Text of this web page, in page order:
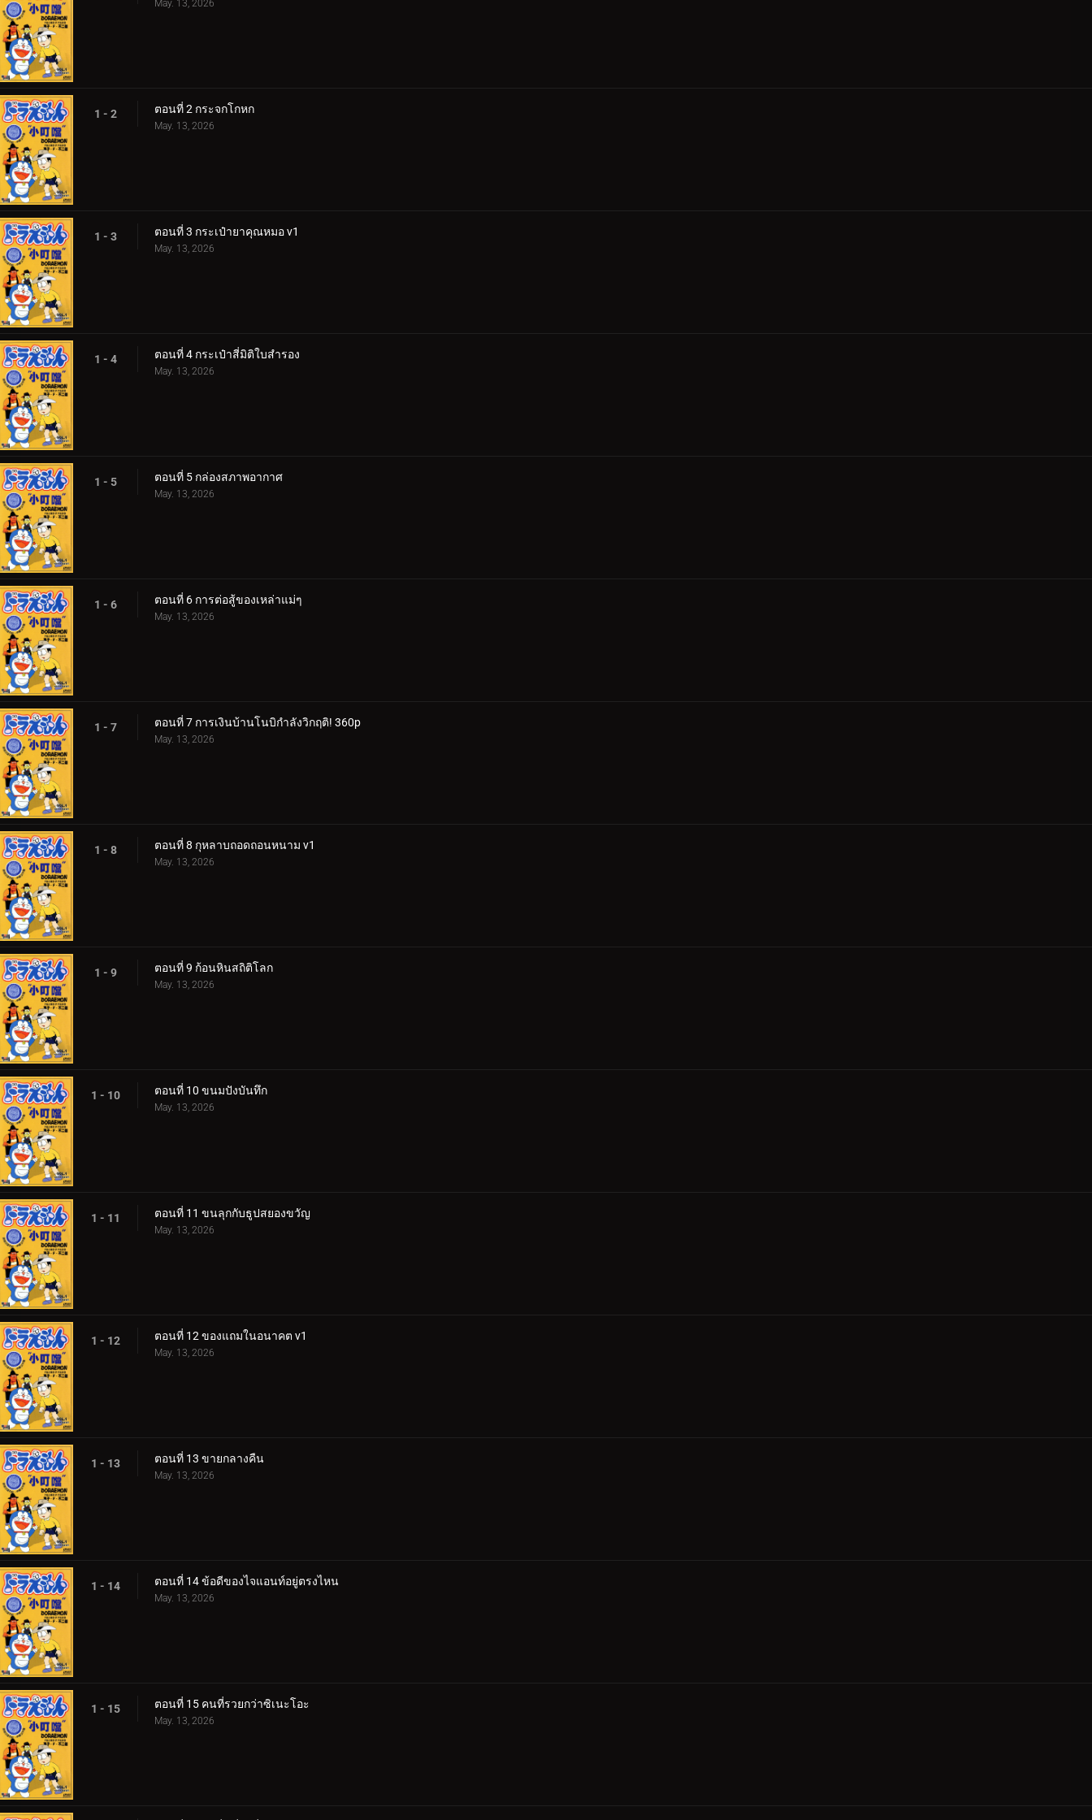
May. 13, 2026
1 - 2 ตอนที่ 2 กระจกโกหก
May. 13, 2026
1 - 3 ตอนที่ 3 กระเป๋ายาคุณหมอ v1
May. 13, 2026
1 - 4 ตอนที่ 4 กระเป๋าสี่มิติใบสำรอง
May. 13, 2026
1 - 5 ตอนที่ 5 กล่องสภาพอากาศ
May. 13, 2026
1 - 6 ตอนที่ 6 การต่อสู้ของเหล่าแม่ๆ
May. 13, 2026
1 - 7 ตอนที่ 7 การเงินบ้านโนบิกำลังวิกฤติ! 360p
May. 13, 2026
1 - 8 ตอนที่ 8 กุหลาบถอดถอนหนาม v1
May. 13, 2026
1 - 9 ตอนที่ 9 ก้อนหินสถิติโลก
May. 13, 2026
1 - 10 ตอนที่ 10 ขนมปังบันทึก
May. 13, 2026
1 - 11 ตอนที่ 11 ขนลุกกับธูปสยองขวัญ
May. 13, 2026
1 - 12 ตอนที่ 12 ของแถมในอนาคต v1
May. 13, 2026
1 - 13 ตอนที่ 13 ขายกลางคืน
May. 13, 2026
1 - 14 ตอนที่ 14 ข้อดีของไจแอนท์อยู่ตรงไหน
May. 13, 2026
1 - 15 ตอนที่ 15 คนที่รวยกว่าซิเนะโอะ
May. 13, 2026